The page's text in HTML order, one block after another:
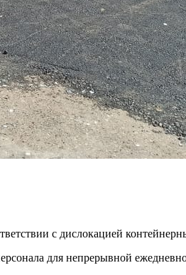
с дислокацией
для непрерывной